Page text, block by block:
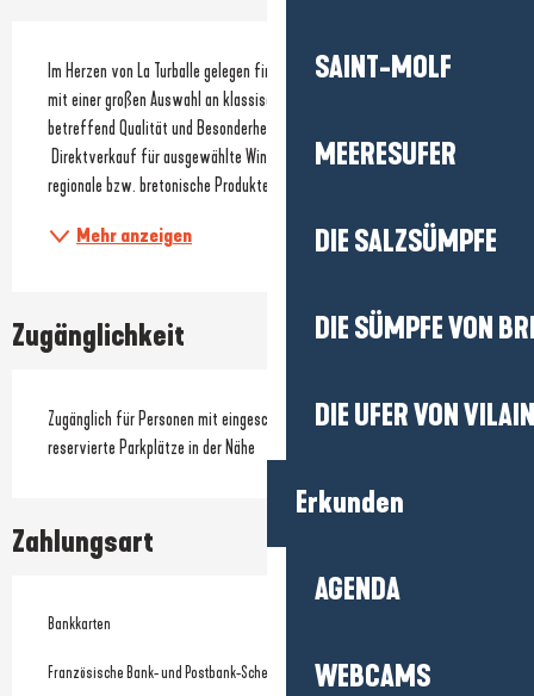
SAINT-MOLF
MEERESUFER
DIE SALZSÜMPFE
DIE SÜMPFE VON
DIE UFER VON
Erkunden
AGENDA
WEBCAMS
Beschreibung
Im Herzen von La Turballe gelegen finden Sie den Weinkeller und Laden
mit einer großen Auswahl an klassischen oder ausgesuchten Produkten
betreffend Qualität und Besonderheit (Teeauswahl,
regionale bzw. bretonische Produkte).
Mehr anzeigen
Zugänglichkeit
Zugänglich für Personen mit eingeschränkter Mobilität
reservierte Parkplätze in der Nähe
Zahlungsart
Bankkarten
Französische Bank- und Postbank-Schecks